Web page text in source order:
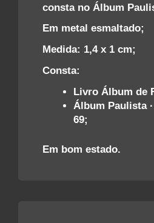
consta no Álbum
Em metal esmaltado;
Medida: 1,4 x 1 cm;
Consta:
Livro Álbum de
Álbum Paulista
69;
Em bom estado.